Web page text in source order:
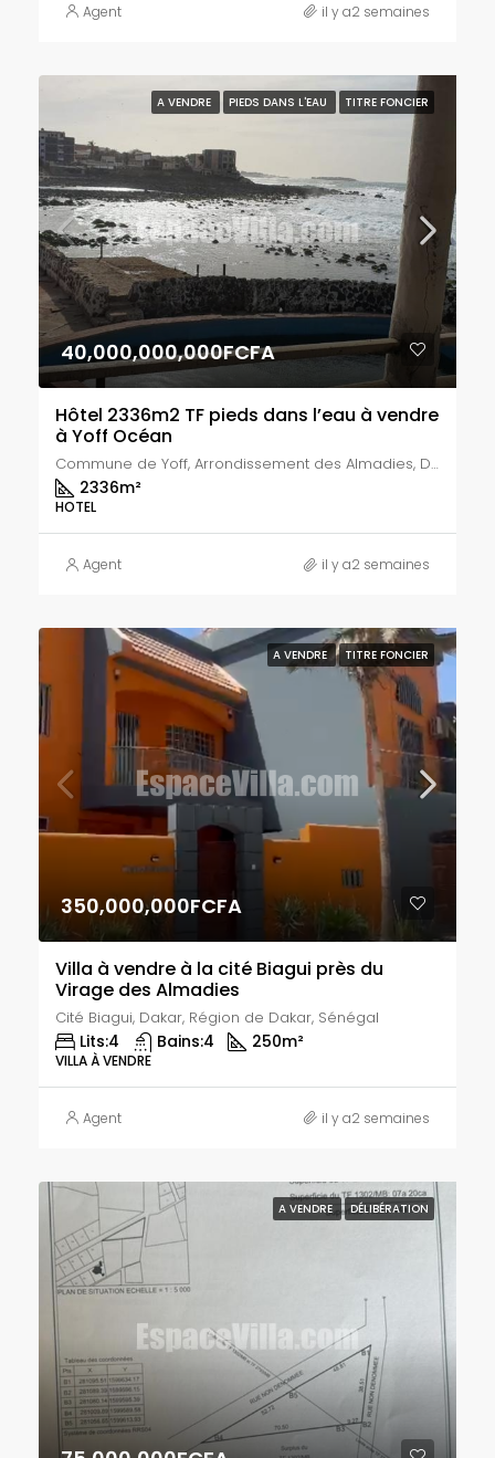
Agent il y a2 semaines
A VENDRE PIEDS DANS L'EAU TITRE FONCIER
40,000,000,000FCFA
Hôtel 2336m2 TF pieds dans l’eau à vendre
à Yoff Océan
Commune de Yoff, Arrondissement des Almadies, Dakar, Région de Dakar, 11900, Sénégal
2336m²
HOTEL
Agent il y a2 semaines
A VENDRE TITRE FONCIER
350,000,000FCFA
Villa à vendre à la cité Biagui près du
Virage des Almadies
Cité Biagui, Dakar, Région de Dakar, Sénégal
Lits:4 Bains:4 250m²
VILLA À VENDRE
Agent il y a2 semaines
A VENDRE DÉLIBÉRATION